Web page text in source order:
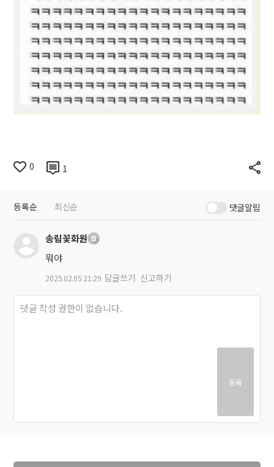
0 1
등록순 최신순 댓글알림
송림꽃화원
뭐야
2025.02.05 21:29 답글쓰기 신고하기
등록